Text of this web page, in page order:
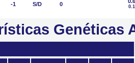
-1 S/D 0
Genéticas